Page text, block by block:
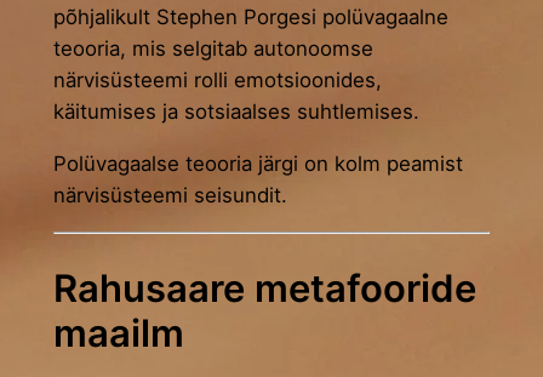
põhjalikult Stephen Porgesi polüvagaalne
teooria, mis selgitab autonoomse
närvisüsteemi rolli emotsioonides,
käitumises ja sotsiaalses suhtlemises.
Polüvagaalse teooria järgi on kolm peamist
närvisüsteemi seisundit.
Rahusaare metafooride
maailm